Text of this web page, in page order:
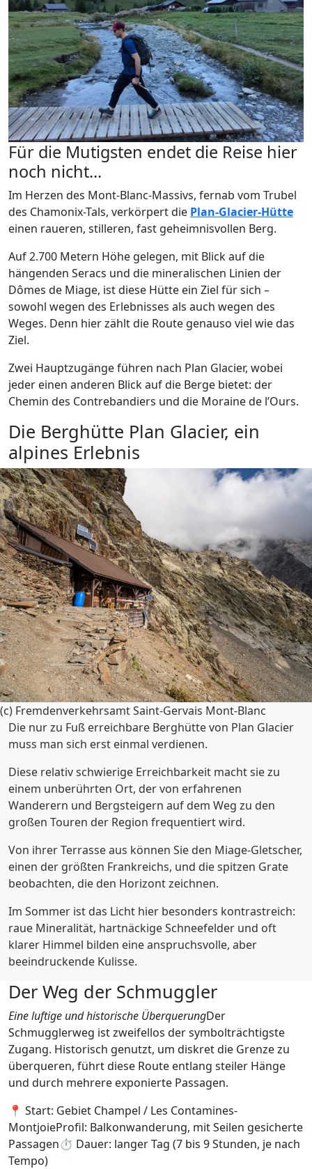
Für die Mutigsten endet die Reise hier
noch nicht...
Im Herzen des Mont-Blanc-Massivs, fernab vom Trubel
des Chamonix-Tals, verkörpert die Plan-Glacier-Hütte
einen raueren, stilleren, fast geheimnisvollen Berg.
Auf 2.700 Metern Höhe gelegen, mit Blick auf die
hängenden Seracs und die mineralischen Linien der
Dômes de Miage, ist diese Hütte ein Ziel für sich –
sowohl wegen des Erlebnisses als auch wegen des
Weges. Denn hier zählt die Route genauso viel wie das
Ziel.
Zwei Hauptzugänge führen nach Plan Glacier, wobei
jeder einen anderen Blick auf die Berge bietet: der
Chemin des Contrebandiers und die Moraine de l’Ours.
Die Berghütte Plan Glacier, ein
alpines Erlebnis
(c) Fremdenverkehrsamt Saint-Gervais Mont-Blanc
Die nur zu Fuß erreichbare Berghütte von Plan Glacier
muss man sich erst einmal verdienen.
Diese relativ schwierige Erreichbarkeit macht sie zu
einem unberührten Ort, der von erfahrenen
Wanderern und Bergsteigern auf dem Weg zu den
großen Touren der Region frequentiert wird.
Von ihrer Terrasse aus können Sie den Miage-Gletscher,
einen der größten Frankreichs, und die spitzen Grate
beobachten, die den Horizont zeichnen.
Im Sommer ist das Licht hier besonders kontrastreich:
raue Mineralität, hartnäckige Schneefelder und oft
klarer Himmel bilden eine anspruchsvolle, aber
beeindruckende Kulisse.
Der Weg der Schmuggler
Eine luftige und historische ÜberquerungDer
Schmugglerweg ist zweifellos der symbolträchtigste
Zugang. Historisch genutzt, um diskret die Grenze zu
überqueren, führt diese Route entlang steiler Hänge
und durch mehrere exponierte Passagen.
📍 Start: Gebiet Champel / Les Contamines-
MontjoieProfil: Balkonwanderung, mit Seilen gesicherte
Passagen⏱ Dauer: langer Tag (7 bis 9 Stunden, je nach
Tempo)